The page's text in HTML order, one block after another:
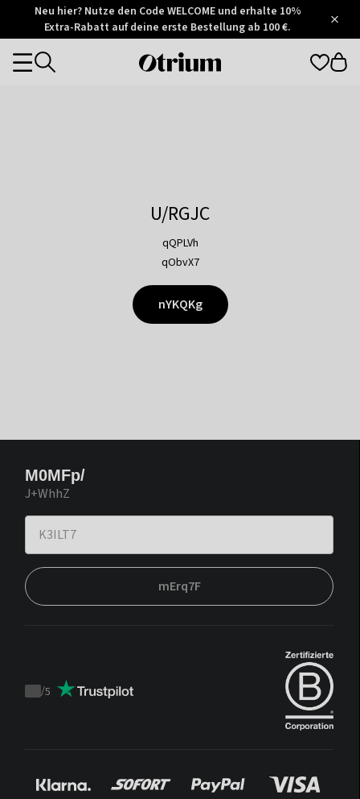
Otrium
Trustpilot
Neu hier? Nutze den Code WELCOME und erhalte 10%
Extra-Rabatt auf deine erste Bestellung ab 100 €.
Otrium
Categories
U/RGJC
qQPLVh
qObvX7
nYKQKg
M0MFp/
J+WhhZ
mErq7F
Trustpilot
/5